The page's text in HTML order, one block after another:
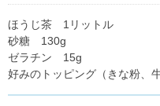
ほうじ茶 1リットル
砂糖 130g
ゼラチン 15g
好みのトッピング（きな粉、